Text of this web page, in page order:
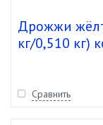
Дрожжи
кг/0,510 кг)
Сравнить